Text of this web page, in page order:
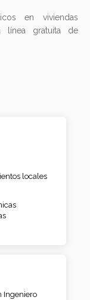
en viviendas
línea gratuita de
locales
Ingeniero